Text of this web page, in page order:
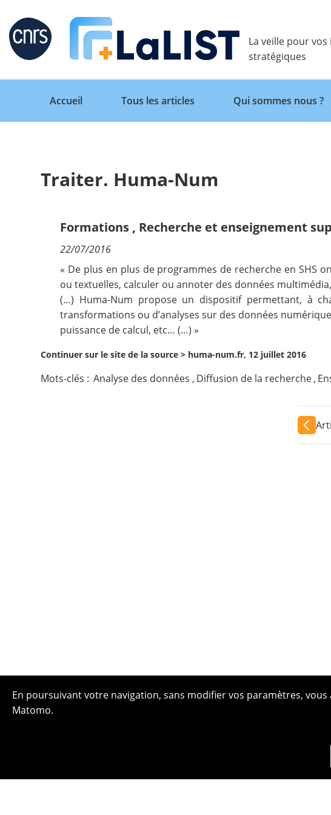
Retour
Accueil
Qui sommes nous ?
Nous suivre
La veille pour
stratégiques
Retour
Accueil
Tous les articles Qui sommes nous ?
Traiter. Huma-Num
Formations , Recherche et enseignement
22/07/2016
« De plus en plus de programmes de recherche en SHS
ou textuelles, calculer ou annoter des données
(…) Huma-Num propose un dispositif permettant, à
transformations ou d’analyses sur des données
puissance de calcul, etc… (…) »
Continuer sur le site de la source > huma-num.fr, 12 juillet 2016
Mots-clés : Analyse des données , Diffusion de la recherche,
En poursuivant votre navigation, sans modifier vos paramètres,
Matomo.